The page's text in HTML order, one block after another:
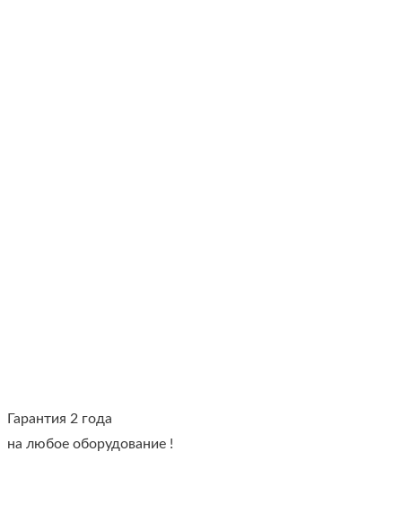
Гарантия 2 года
на любое оборудование !